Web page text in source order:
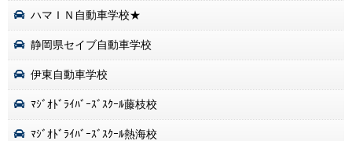
ハマＩＮ自動車学校★
静岡県セイブ自動車学校
伊東自動車学校
ﾏｼﾞｵﾄﾞﾗｲﾊﾞｰｽﾞｽｸｰﾙ藤枝校
ﾏｼﾞｵﾄﾞﾗｲﾊﾞｰｽﾞｽｸｰﾙ熱海校